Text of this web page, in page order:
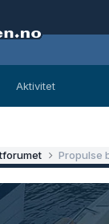
Aktivitet
Propulse